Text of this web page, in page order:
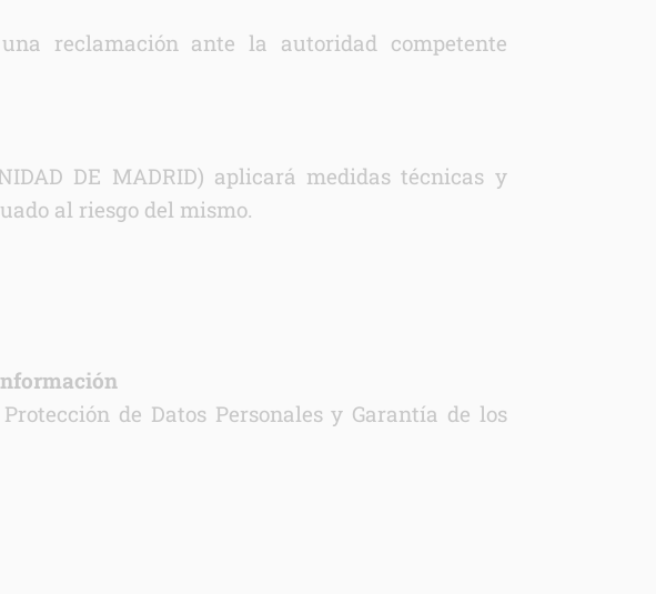
reclamación ante la autoridad competente
DE MADRID) aplicará medidas técnicas y
al riesgo del mismo.
de Datos Personales y Garantía de los